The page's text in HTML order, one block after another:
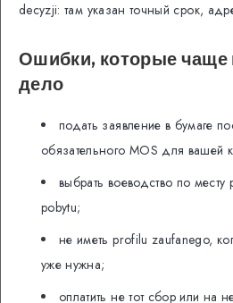
decyzji: там указан точный срок,
Ошибки, которые чаще
дело
подать заявление в бумаге
обязательного MOS для вашей
выбрать воеводство по
pobytu;
не иметь profilu zaufanego,
уже нужна;
оплатить не тот сбор или на